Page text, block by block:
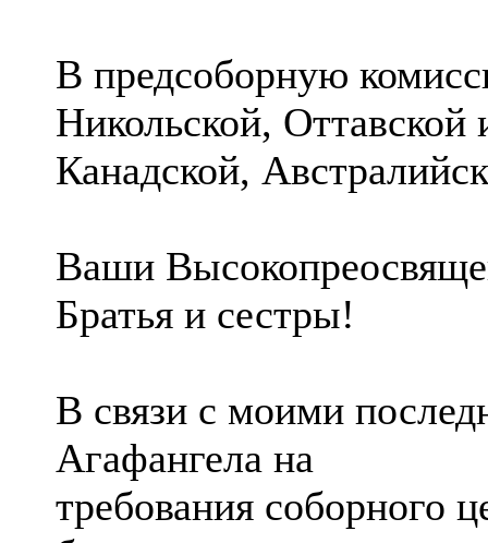
В предсоборную
Никольской, Оттавской
Канадской,
Ваши
Братья и сестры!
В связи с моими
Агафангела на
требования соборного